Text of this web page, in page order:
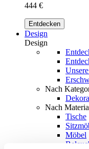
444 €
Entdecken
Design
Design
Nach
Nach
Tische
Möbel